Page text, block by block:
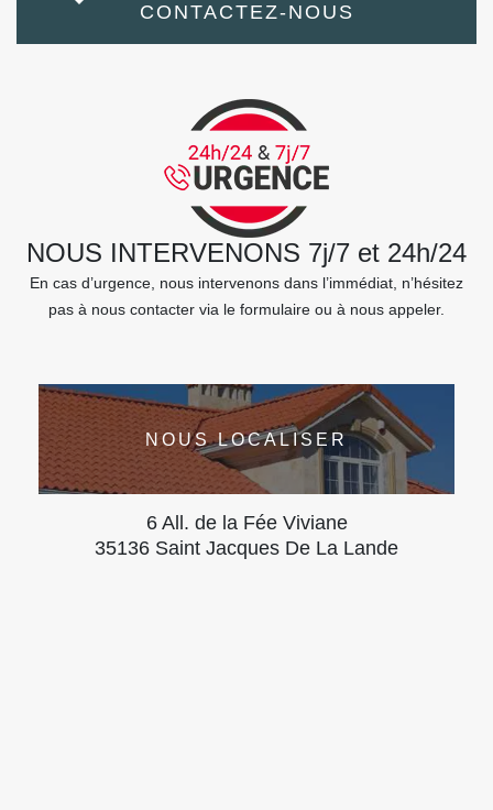
CONTACTEZ-NOUS
NOUS INTERVENONS 7j/7 et 24h/24
En cas d’urgence, nous intervenons dans l’immédiat, n’hésitez
pas à nous contacter via le formulaire ou à nous appeler.
NOUS LOCALISER
6 All. de la Fée Viviane
35136 Saint Jacques De La Lande